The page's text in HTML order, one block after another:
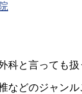
科と言っても
などのジャン